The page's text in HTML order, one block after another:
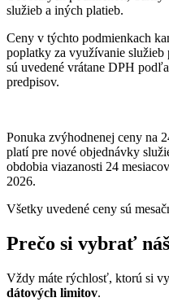
služieb a iných platieb.
Ceny v týchto podmienkach
poplatky za využívanie
sú uvedené vrátane DPH
predpisov.
Ponuka zvýhodnenej ceny na
platípre nové objednávky
obdobia viazanosti 24
2026.
Všetky uvedené ceny sú
Prečo si vybrať
Vždy máte rýchlosť, ktorú si
dátových limitov.